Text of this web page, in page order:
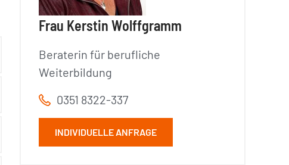
Frau Kerstin Wolffgramm
Beraterin für berufliche
Weiterbildung
0351 8322-337
INDIVIDUELLE ANFRAGE